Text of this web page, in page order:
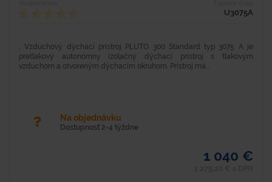
U3075A
, Vzduchový dýchací prístroj PLUTO 300 Standard typ 3075 A je
pretlakový autonómny izolačný dýchací prístroj s tlakovým
vzduchom a otvoreným dýchacím okruhom. Prístroj má...
Na objednávku
Dostupnosť 2-4 týždne
1 040 €